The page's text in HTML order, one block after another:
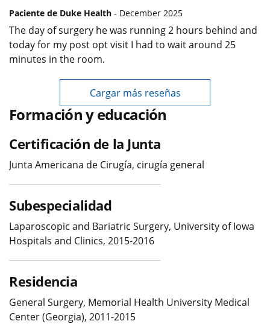
Paciente de Duke Health - December 2025
The day of surgery he was running 2 hours behind and
today for my post opt visit I had to wait around 25
minutes in the room.
Cargar más reseñas
Formación y educación
Certificación de la Junta
Junta Americana de Cirugía, cirugía general
Subespecialidad
Laparoscopic and Bariatric Surgery, University of Iowa
Hospitals and Clinics, 2015-2016
Residencia
General Surgery, Memorial Health University Medical
Center (Georgia), 2011-2015